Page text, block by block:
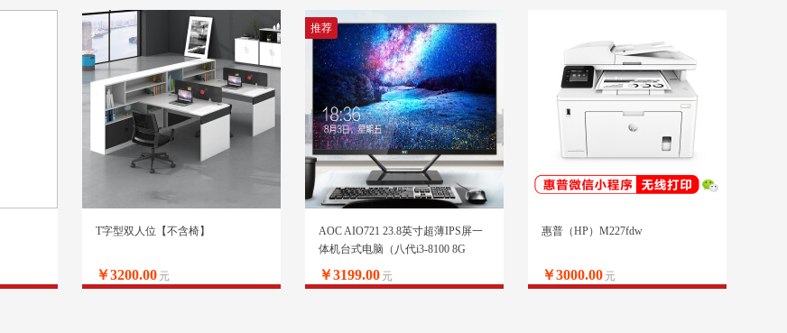
T字型双人位【不含椅】
￥3200.00 元
推荐
AOC AIO721 23.8英寸超薄IPS屏一
体机台式电脑（八代i3-8100 8G
240GSSD 双频WiFi 蓝牙 3年上门 商
务键鼠）
￥3199.00 元
惠普（HP）M227fdw
￥3000.00 元